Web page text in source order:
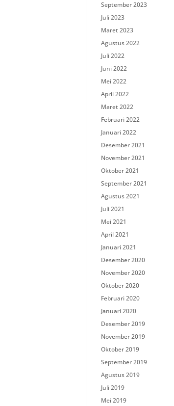
September 2023
Juli 2023
Maret 2023
Agustus 2022
Juli 2022
Juni 2022
Mei 2022
April 2022
Maret 2022
Februari 2022
Januari 2022
Desember 2021
November 2021
Oktober 2021
September 2021
Agustus 2021
Juli 2021
Mei 2021
April 2021
Januari 2021
Desember 2020
November 2020
Oktober 2020
Februari 2020
Januari 2020
Desember 2019
November 2019
Oktober 2019
September 2019
Agustus 2019
Juli 2019
Mei 2019